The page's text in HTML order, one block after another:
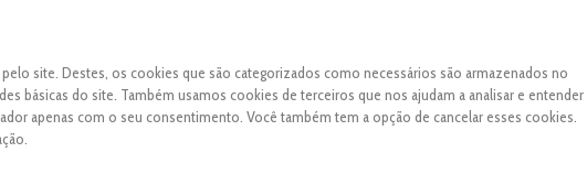
site. Destes, os cookies que são categorizados como necessários são armazenados no
básicas do site. Também usamos cookies de terceiros que nos ajudam a analisar e entender
apenas com o seu consentimento. Você também tem a opção de cancelar esses cookies.